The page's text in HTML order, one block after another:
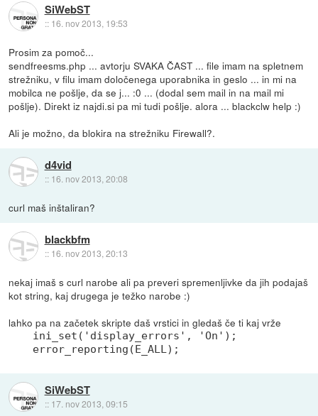
SiWebST
:: 16. nov 2013, 19:53
Prosim za pomoč...
sendfreesms.php ... avtorju SVAKA ČAST ... file imam na spletnem
strežniku, v filu imam določenega uporabnika in geslo ... in mi na
mobilca ne pošlje, da se j... :0 ... (dodal sem mail in na mail mi
pošlje). Direkt iz najdi.si pa mi tudi pošlje. alora ... blackclw help :)
Ali je možno, da blokira na strežniku Firewall?.
d4vid
:: 16. nov 2013, 20:08
curl maš inštaliran?
blackbfm
:: 16. nov 2013, 20:13
nekaj imaš s curl narobe ali pa preveri spremenljivke da jih podajaš
kot string, kaj drugega je težko narobe :)
lahko pa na začetek skripte daš vrstici in gledaš če ti kaj vrže
ini_set('display_errors', 'On');
error_reporting(E_ALL);
SiWebST
:: 17. nov 2013, 09:15